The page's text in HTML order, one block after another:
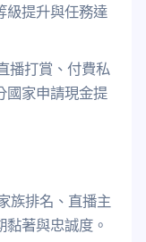
級提升與任務達
播打賞、付費私
國家申請現金提
族排名、直播主
著與忠誠度。